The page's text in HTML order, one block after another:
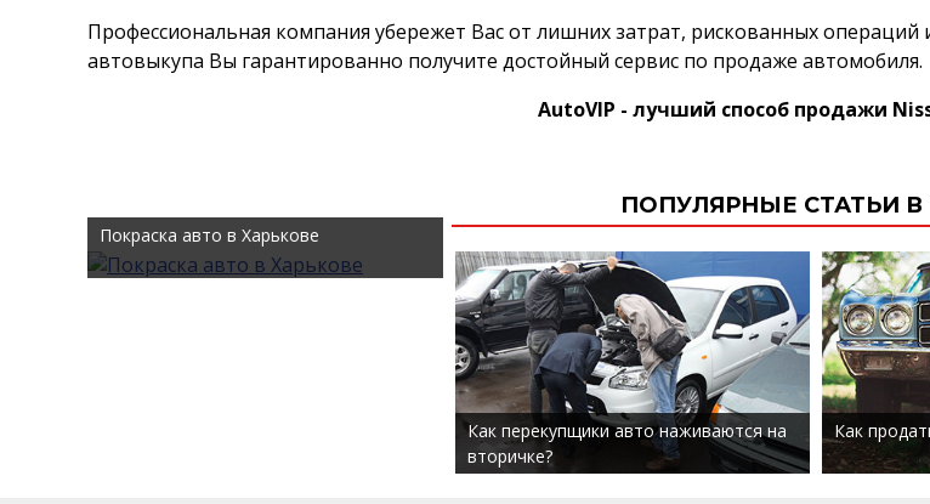
Профессиональная компания убережет Вас от лишних затрат, рискованных
автовыкупа Вы гарантированно получите достойный сервис по продаже автомобиля.
AutoVIP - лучший способ продажи
ПОПУЛЯРНЫЕ СТАТЬИ В
Покраска авто в Харькове
Как перекупщики авто наживаются на
вторичке?
Как